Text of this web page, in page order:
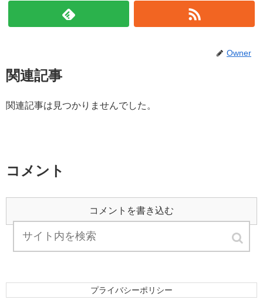
Owner
関連記事
関連記事は見つかりませんでした。
コメント
コメントを書き込む
プライバシーポリシー